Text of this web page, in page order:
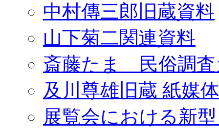
中村傳三郎旧蔵資料
山下菊二関連資料
斎藤たま 民俗調査
及川尊雄旧蔵 紙媒
展覧会における新